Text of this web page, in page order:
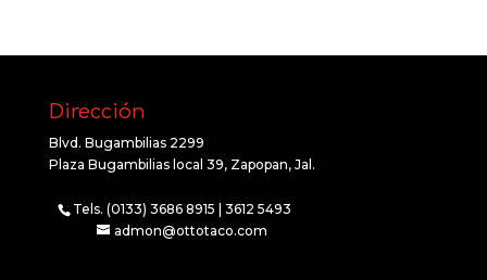
Dirección
Blvd. Bugambilias 2299
Plaza Bugambilias local 39, Zapopan, Jal.
Tels. (0133) 3686 8915 | 3612 5493
admon@ottotaco.com